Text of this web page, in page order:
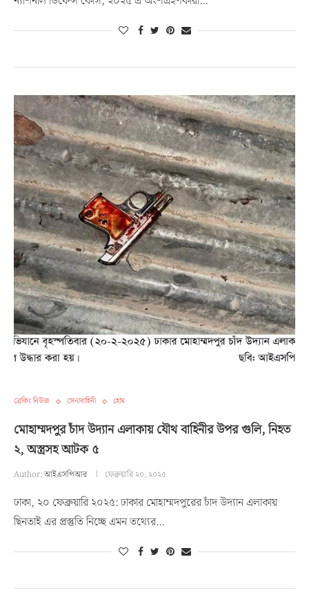
ব্রেকিং নিউজ সেনাবাহিনী হোম
মোহাম্মদপুর চাঁদ উদ্যান এলাকায় যৌথ বাহিনীর উপর গুলি, নিহত
২, অস্ত্রসহ আটক ৫
Author:আইএসপিআর ফেব্রুয়ারি ২০, ২০২৫
ঢাকা, ২০ ফেব্রুয়ারি ২০২৫: ঢাকার মোহাম্মদপুরের চাঁদ উদ্যান এলাকায়
ছিনতাই এর প্রস্তুতি নিচ্ছে এমন তথ্যের…